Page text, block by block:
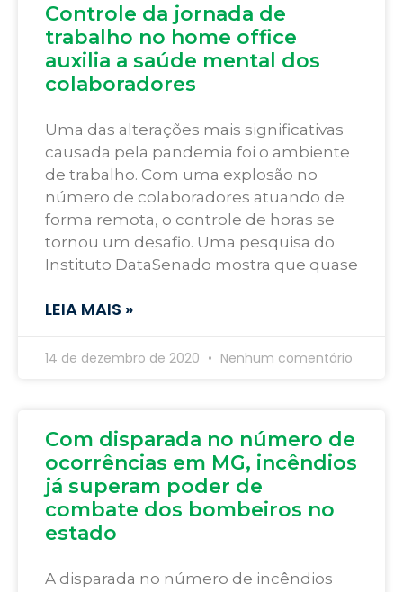
Controle da jornada de
trabalho no home office
auxilia a saúde mental dos
colaboradores
Uma das alterações mais significativas
causada pela pandemia foi o ambiente
de trabalho. Com uma explosão no
número de colaboradores atuando de
forma remota, o controle de horas se
tornou um desafio. Uma pesquisa do
Instituto DataSenado mostra que quase
LEIA MAIS »
14 de dezembro de 2020 Nenhum comentário
Com disparada no número de
ocorrências em MG, incêndios
já superam poder de
combate dos bombeiros no
estado
A disparada no número de incêndios